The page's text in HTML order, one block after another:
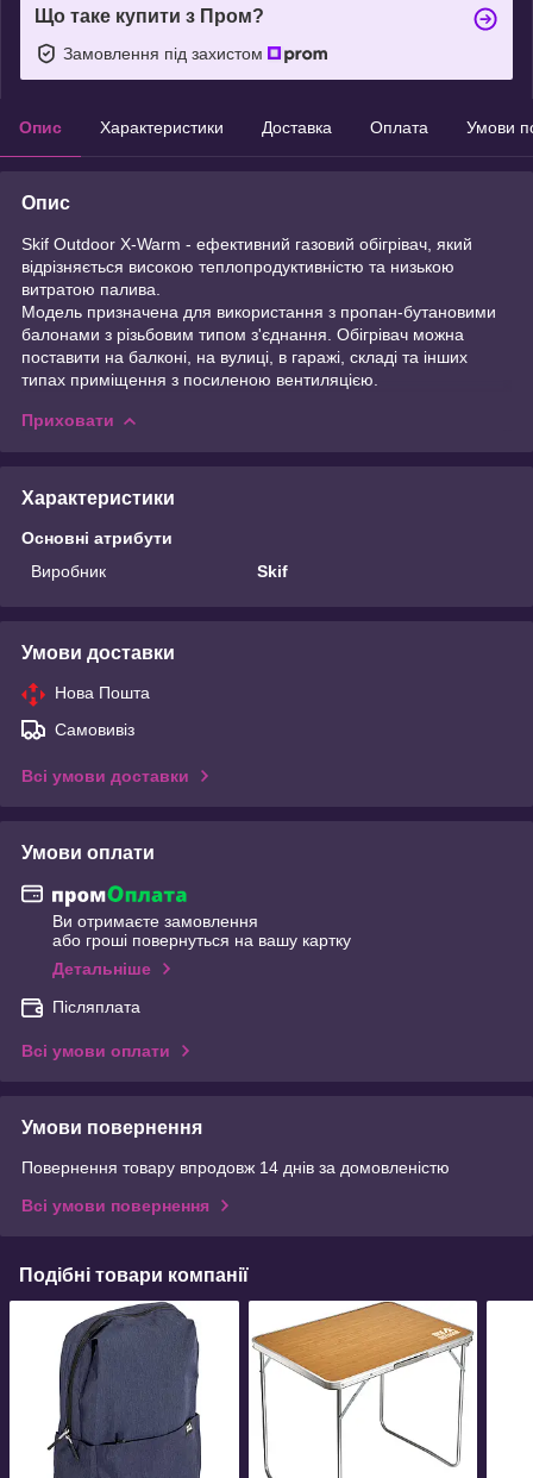
Що таке купити з Пром?
Замовлення під захистом
Опис Характеристики Доставка Оплата Умови
Опис
Skif Outdoor X-Warm - ефективний газовий обігрівач, який
відрізняється високою теплопродуктивністю та низькою
витратою палива.
Модель призначена для використання з пропан-бутановими
балонами з різьбовим типом з'єднання. Обігрівач можна
поставити на балконі, на вулиці, в гаражі, складі та інших
типах приміщення з посиленою вентиляцією.
Приховати
Характеристики
Основні атрибути
Виробник
Skif
Умови доставки
Нова Пошта
Самовивіз
Всі умови доставки
Умови оплати
Ви отримаєте замовлення
або гроші повернуться на вашу картку
Детальніше
Післяплата
Всі умови оплати
Умови повернення
Повернення товару впродовж 14 днів за домовленістю
Всі умови повернення
Подібні товари компанії